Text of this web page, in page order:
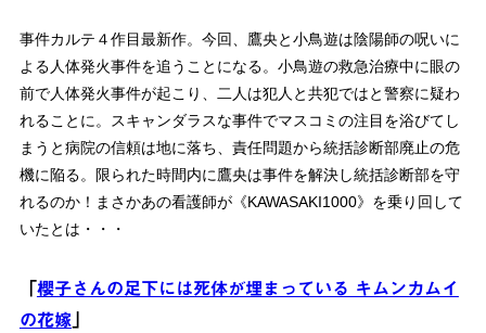
事件カルテ４作目最新作。今回、鷹央と小鳥遊は陰陽師の呪いに
よる人体発火事件を追うことになる。小鳥遊の救急治療中に眼の
前で人体発火事件が起こり、二人は犯人と共犯ではと警察に疑わ
れることに。スキャンダラスな事件でマスコミの注目を浴びてし
まうと病院の信頼は地に落ち、責任問題から統括診断部廃止の危
機に陥る。限られた時間内に鷹央は事件を解決し統括診断部を守
れるのか！まさかあの看護師が《KAWASAKI1000》を乗り回して
いたとは・・・
櫻子さんの足下には死体が埋まっている キムンカムイ
の花嫁」